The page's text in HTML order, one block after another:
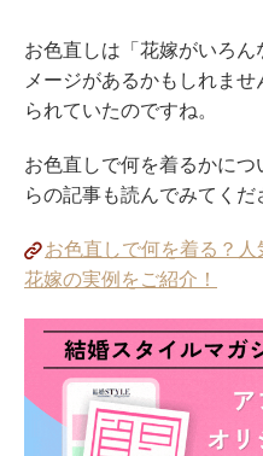
お色直しは「花嫁がいろ
メージがあるかもしれま
られていたのですね。
お色直しで何を着るかに
らの記事も読んでみてくだ
お色直しで何を着る？
花嫁の実例をご紹介！